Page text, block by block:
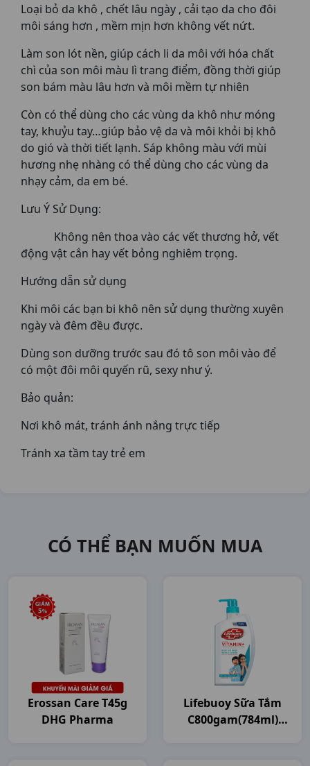
Loại bỏ da khô , chết lâu ngày , cải tạo da cho đôi
môi sáng hơn , mềm mịn hơn không vết nứt.
Làm son lót nền, giúp cách li da môi với hóa chất
chì của son môi màu lì trang điểm, đồng thời giúp
son bám màu lâu hơn và môi mềm tự nhiên
Còn có thể dùng cho các vùng da khô như móng
tay, khuỷu tay…giúp bảo vệ da và môi khỏi bị khô
do gió và thời tiết lạnh. Sáp không màu với mùi
hương nhẹ nhàng có thể dùng cho các vùng da
nhạy cảm, da em bé.
Lưu Ý Sử Dụng:
Không nên thoa vào các vết thương hở, vết
động vật cắn hay vết bỏng nghiêm trọng.
Hướng dẫn sử dụng
Khi môi các bạn bi khô nên sử dụng thường xuyên
ngày và đêm đều được.
Dùng son dưỡng trước sau đó tô son môi vào để
có một đôi môi quyến rũ, sexy như ý.
Bảo quản:
Nơi khô mát, tránh ánh nắng trực tiếp
Tránh xa tầm tay trẻ em
CÓ THỂ BẠN MUỐN MUA
Erossan Care T45g
DHG Pharma
Lifebuoy Sữa Tắm
C800gam(784ml)